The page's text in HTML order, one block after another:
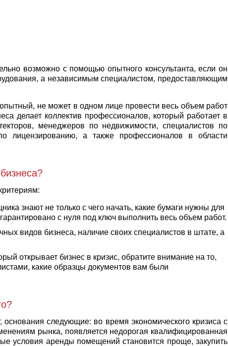
возможно с помощью опытного консультанта, если он
а независимым специалистом, предоставляющим
не может в одном лице провести весь объем работ
делает коллектив профессионалов, который работает в
менеджеров по недвижимости, специалистов по
лицензированию, а также профессионалов в области
знают не только с чего начать, какие бумаги нужны для
с нуля под ключ выполнить весь объем работ.
видов бизнеса, наличие своих специалистов в штате, а
открывает бизнес в кризис, обратите внимание на то,
какие образцы документов вам были
следующие: во время экономического кризиса с
рынка, появляется недорогая квалифицированная
условия аренды помещений становится проще, закупить